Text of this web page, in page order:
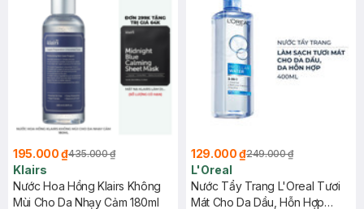
195.000 ₫435.000 ₫
Klairs
Nước Hoa Hồng Klairs Không
Mùi Cho Da Nhạy Cảm 180ml
129.000 ₫249.000 ₫
L'Oreal
Nước Tẩy Trang L'Oreal Tươi
Mát Cho Da Dầu, Hỗn Hợp